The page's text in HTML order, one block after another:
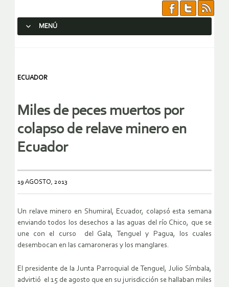
MENÚ
ECUADOR
Miles de peces muertos por
colapso de relave minero en
Ecuador
19 AGOSTO, 2013
Un relave minero en Shumiral, Ecuador, colapsó esta semana
enviandotodos los desechos a las aguas del río Chico, que se
une con el curso del Gala, Tenguel y Pagua, los cuales
desembocan en las camaroneras y los manglares.
El presidente de la Junta Parroquial de Tenguel, Julio Símbala,
advirtió el 15 de agosto que en su jurisdicción se hallaban miles